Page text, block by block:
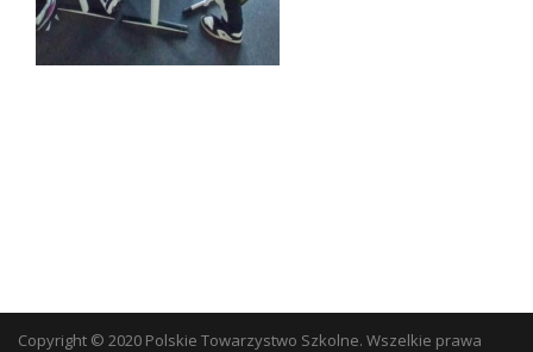
Copyright © 2020 Polskie Towarzystwo Szkolne. Wszelkie prawa